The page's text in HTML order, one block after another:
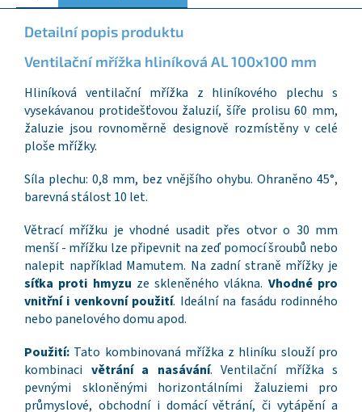
Detailní popis produktu
Ventilační mřížka hliníková AL 100x100 mm
Hliníková ventilační mřížka z hliníkového plechu s
vysekávanou protidešťovou žaluzií, šíře prolisu 60 mm,
žaluzie jsou rovnoměrně designově rozmístěny v celé
ploše mřížky.
Síla plechu: 0,8 mm, bez vnějšího ohybu. Ohraněno 45°,
barevná stálost 10 let.
Větrací mřížku je vhodné usadit přes otvor o 30 mm
menší - mřížku lze připevnit na zeď pomocí šroubů nebo
nalepit například Mamutem. Na zadní straně mřížky je
síťka proti hmyzu ze skleněného vlákna. Vhodné pro
vnitřní i venkovní použití. Ideální na fasádu rodinného
nebo panelového domu apod.
Použití: Tato kombinovaná mřížka z hliníku slouží pro
kombinaci větrání a nasávání. Ventilační mřížka s
pevnými skloněnými horizontálními žaluziemi pro
průmyslové, obchodní i domácí větrání, či vytápění a